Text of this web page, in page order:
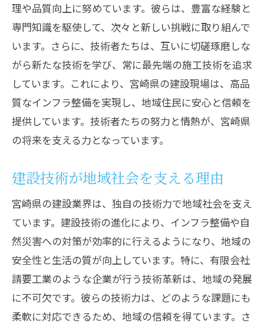
理や品質向上に努めています。彼らは、豊富な経験と
専門知識を駆使して、次々と新しい挑戦に取り組んで
います。さらに、技術者たちは、互いに切磋琢磨しな
がら新たな技術を学び、常に最先端の施工技術を追求
しています。これにより、宮崎県の建設現場は、高品
質なインフラ整備を実現し、地域住民に安心と信頼を
提供しています。技術者たちの努力と情熱が、宮崎県
の将来を支える力となっています。
建設技術が地域社会を支える理由
宮崎県の建設業界は、独自の技術力で地域社会を支え
ています。建設技術の進化により、インフラ整備や自
然災害への対策が効率的に行えるようになり、地域の
安全性と生活の質が向上しています。特に、有限会社
請要工業のような企業が行う技術革新は、地域の発展
に不可欠です。彼らの技術力は、どのような課題にも
柔軟に対応できるため、地域の信頼を得ています。さ